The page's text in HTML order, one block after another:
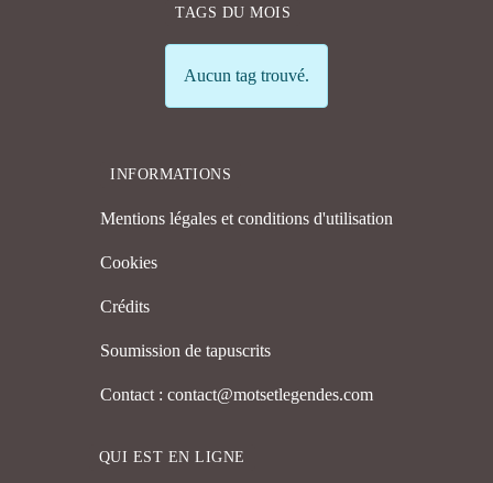
TAGS DU MOIS
Info
Aucun tag trouvé.
INFORMATIONS
Mentions légales et conditions d'utilisation
Cookies
Crédits
Soumission de tapuscrits
Contact : contact@motsetlegendes.com
QUI EST EN LIGNE